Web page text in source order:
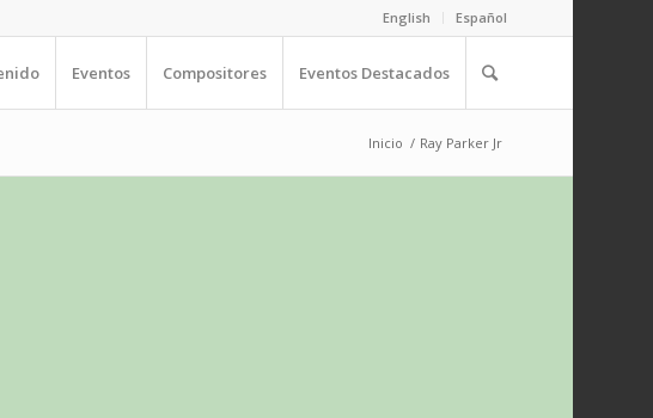
English Español
Eventos Compositores Eventos Destacados
Inicio / Ray Parker Jr